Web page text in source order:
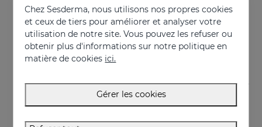
AZELAC Lotion
Convient aux peaux grasses ou à tendance acnéique
26.95 €
Chez Sesderma, nous utilisons nos propres cookies
et ceux de tiers pour améliorer et analyser votre
utilisation de notre site. Vous pouvez les refuser ou
obtenir plus d'informations sur notre politique en
matière de cookies ici.
Gérer les cookies